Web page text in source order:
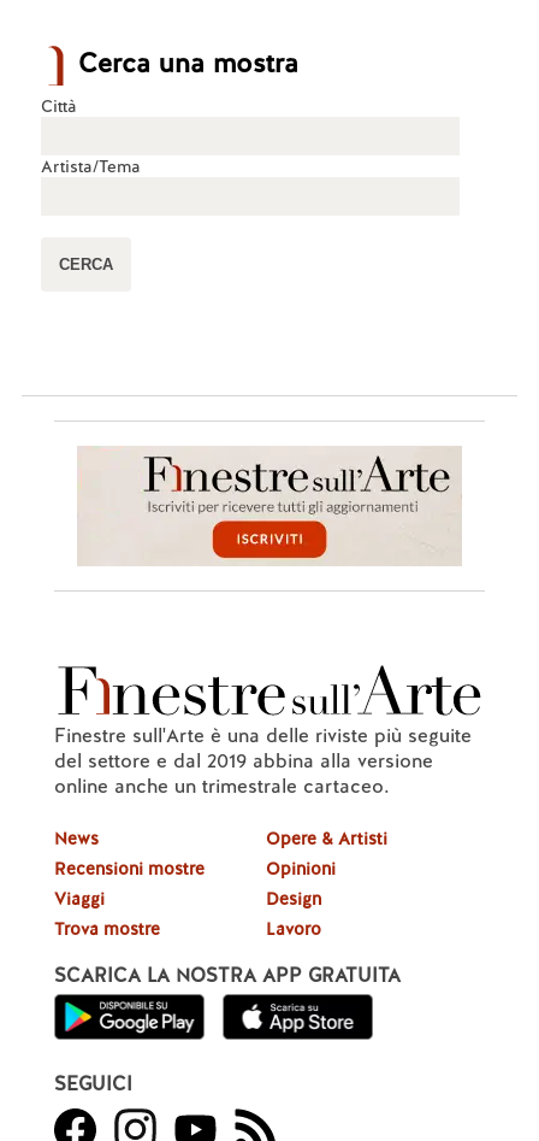
Cerca una mostra
Città
Artista/Tema
Finestre sull'Arte è una delle riviste più seguite
del settore e dal 2019 abbina alla versione
online anche un trimestrale cartaceo.
News
Recensioni mostre
Viaggi
Trova mostre
Opere & Artisti
Opinioni
Design
Lavoro
SCARICA LA NOSTRA APP GRATUITA
SEGUICI